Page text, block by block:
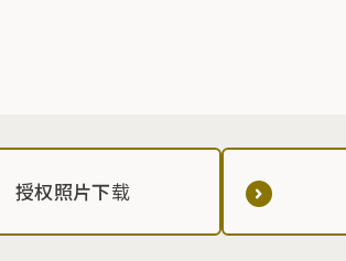
授权照片下载